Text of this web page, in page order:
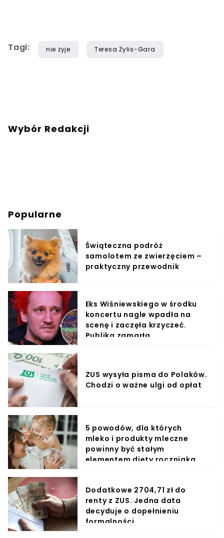
Tagi: nie żyje Teresa Żylis-Gara
Wybór Redakcji
Popularne
Świąteczna podróż
samolotem ze zwierzęciem –
praktyczny przewodnik
Eks Wiśniewskiego w środku
koncertu nagle wpadła na
scenę i zaczęła krzyczeć.
Publika zamarła
ZUS wysyła pisma do Polaków.
Chodzi o ważne ulgi od opłat
5 powodów, dla których
mleko i produkty mleczne
powinny być stałym
elementem diety roczniaka
Dodatkowe 2704,71 zł do
renty z ZUS. Jedna data
decyduje o dopełnieniu
formalności